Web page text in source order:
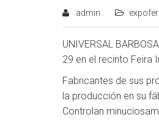
admin
UNIVERSAL
29 en el recinto Feira
Fabricantes de sus
la producción en su
Controlan